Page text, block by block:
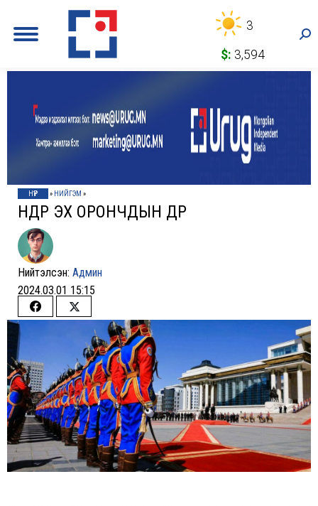
3
$: 3,594
НҮҮР » НИЙГЭМ »
ӨНӨӨДӨР ЭХ ОРОНЧДЫН ӨДӨР
Нийтэлсэн: Админ
2024.03.01 15:15
Share
Facebook
Share
Twitter